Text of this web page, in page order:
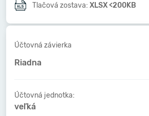
Tlačová zostava: XLSX <200KB
Účtovná závierka
Riadna
Účtovná jednotka:
veľká